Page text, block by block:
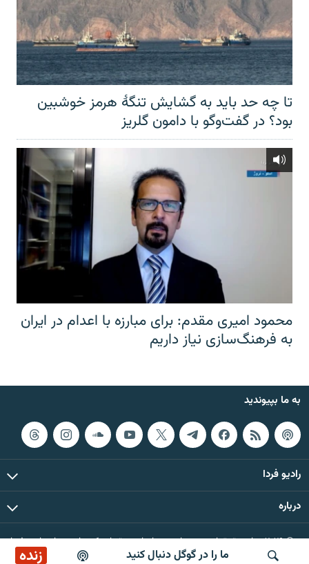
ما را در گوگل دنبال کنید زنده
تا چه حد باید به گشایش تنگهٔ هرمز خوشبین
بود؟ در گفت‌وگو با دامون گلریز
محمود امیری مقدم: برای مبارزه با اعدام در ایران
به فرهنگ‌سازی نیاز داریم
به ما بپیوندید
رادیو فردا
درباره
© ۲۰۲۶ تمام حقوق این وب‌سایت، بر اساس مقررات کپی‌رایت، برای رادیو فردا
محفوظ است.